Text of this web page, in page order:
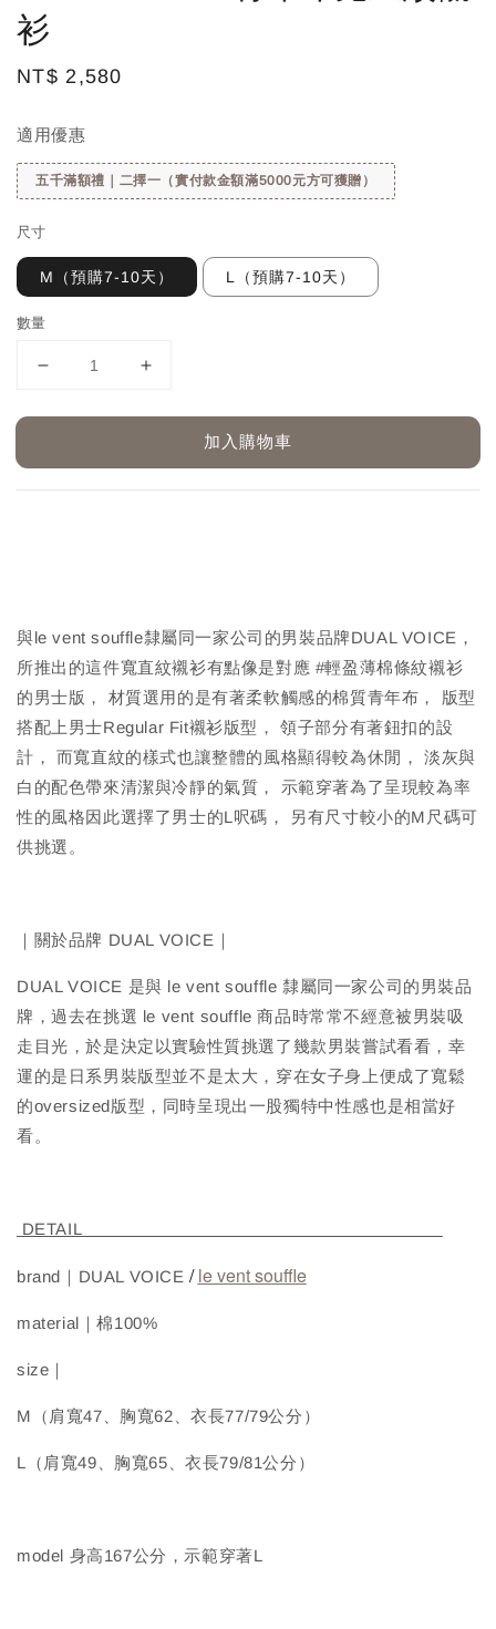
衫
Regular
NT$ 2,580
適用優惠
五千滿額禮｜二擇一（實付款金額滿5000元方可獲贈）
尺寸
M（預購7-10天） L（預購7-10天）
數量
加入購物車
與le vent souffle隸屬同一家公司的男裝品牌DUAL VOICE，
所推出的這件寬直紋襯衫有點像是對應 #輕盈薄棉條紋襯衫
的男士版， 材質選用的是有著柔軟觸感的棉質青年布， 版型
搭配上男士Regular Fit襯衫版型， 領子部分有著鈕扣的設
計， 而寬直紋的樣式也讓整體的風格顯得較為休閒， 淡灰與
白的配色帶來清潔與冷靜的氣質， 示範穿著為了呈現較為率
性的風格因此選擇了男士的L呎碼， 另有尺寸較小的M尺碼可
供挑選。
｜關於品牌 DUAL VOICE｜
DUAL VOICE 是與 le vent souffle 隸屬同一家公司的男裝品
牌，過去在挑選 le vent souffle 商品時常常不經意被男裝吸
走目光，於是決定以實驗性質挑選了幾款男裝嘗試看看，幸
運的是日系男裝版型並不是太大，穿在女子身上便成了寬鬆
的oversized版型，同時呈現出一股獨特中性感也是相當好
看。
DETAIL
brand｜DUAL VOICE / le vent souffle
material｜棉100%
size｜
M（肩寬47、胸寬62、衣長77/79公分）
L（肩寬49、胸寬65、衣長79/81公分）
model 身高167公分，示範穿著L